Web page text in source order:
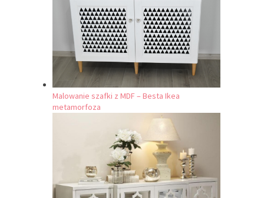
Malowanie szafki z MDF – Besta Ikea
metamorfoza